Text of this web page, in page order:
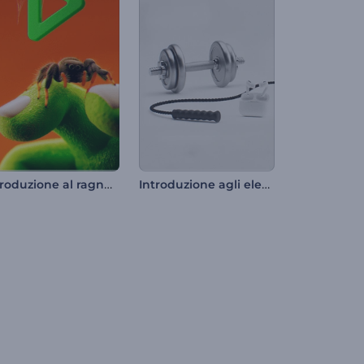
Introduzione al ragno di Halloween Introduzione agli elementi essenziali della palestra